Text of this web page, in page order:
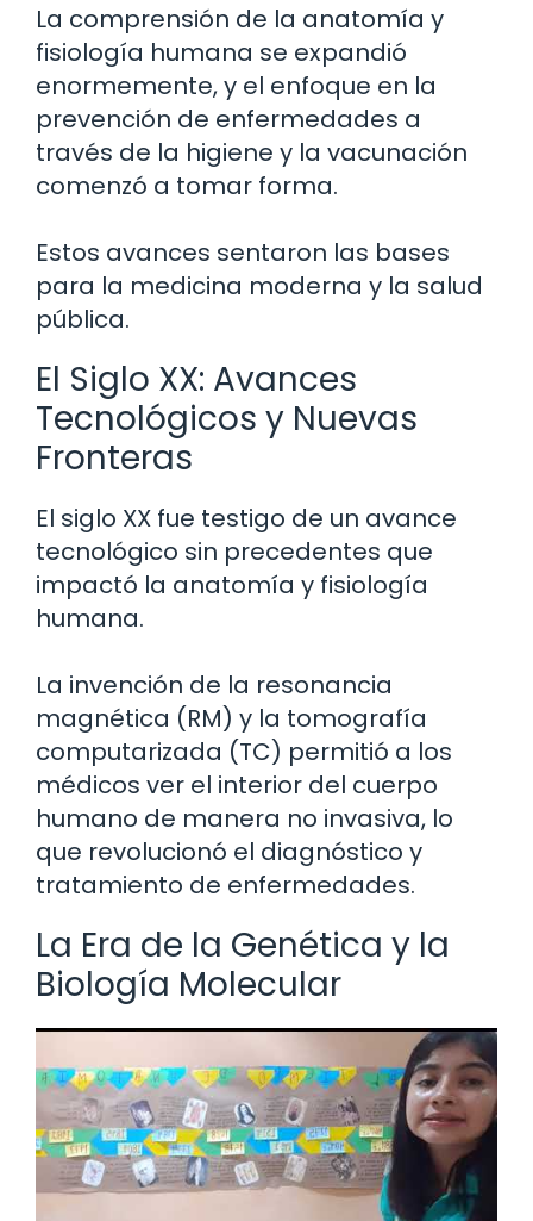
La comprensión de la anatomía y
fisiología humana se expandió
enormemente, y el enfoque en la
prevención de enfermedades a
través de la higiene y la vacunación
comenzó a tomar forma.
Estos avances sentaron las bases
para la medicina moderna y la salud
pública.
El Siglo XX: Avances
Tecnológicos y Nuevas
Fronteras
El siglo XX fue testigo de un avance
tecnológico sin precedentes que
impactó la anatomía y fisiología
humana.
La invención de la resonancia
magnética (RM) y la tomografía
computarizada (TC) permitió a los
médicos ver el interior del cuerpo
humano de manera no invasiva, lo
que revolucionó el diagnóstico y
tratamiento de enfermedades.
La Era de la Genética y la
Biología Molecular